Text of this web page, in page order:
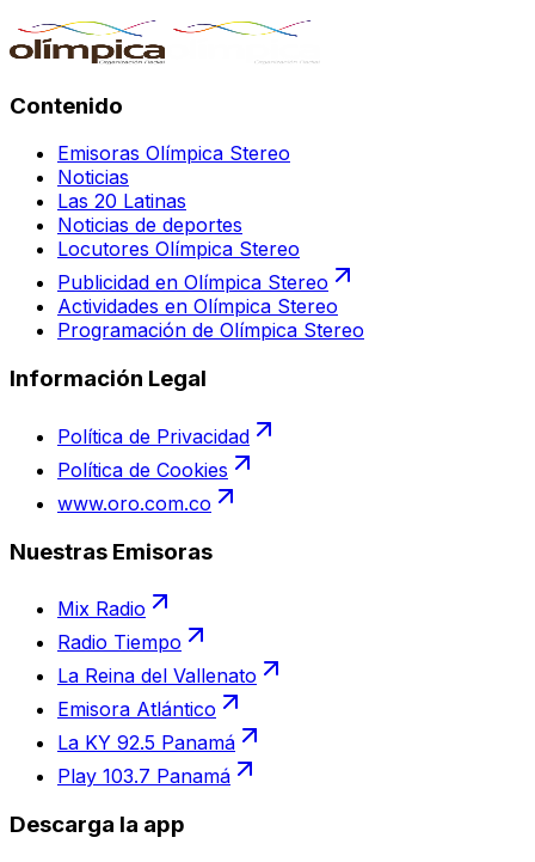
Contenido
Emisoras Olímpica Stereo
Noticias
Las 20 Latinas
Noticias de deportes
Locutores Olímpica Stereo
Publicidad en Olímpica Stereo
Actividades en Olímpica Stereo
Programación de Olímpica Stereo
Información Legal
Política de Privacidad
Política de Cookies
www.oro.com.co
Nuestras Emisoras
Mix Radio
Radio Tiempo
La Reina del Vallenato
Emisora Atlántico
La KY 92.5 Panamá
Play 103.7 Panamá
Descarga la app